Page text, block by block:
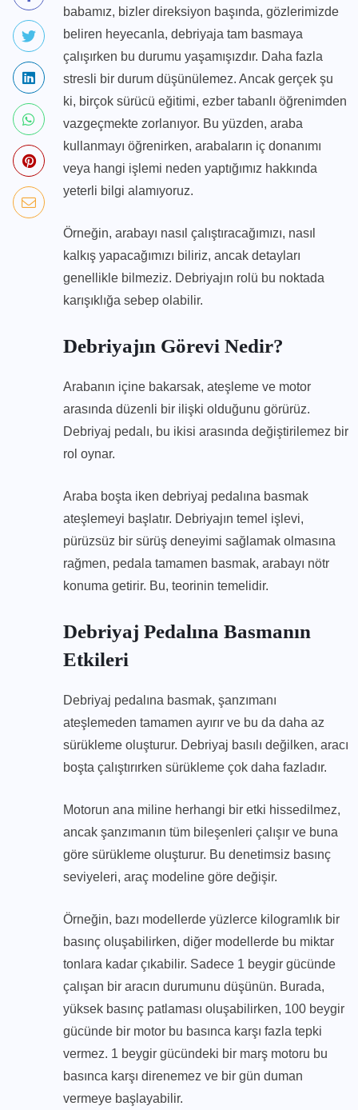
babamız, bizler direksiyon başında, gözlerimizde
beliren heyecanla, debriyaja tam basmaya
çalışırken bu durumu yaşamışızdır. Daha fazla
stresli bir durum düşünülemez. Ancak gerçek şu
ki, birçok sürücü eğitimi, ezber tabanlı öğrenimden
vazgeçmekte zorlanıyor. Bu yüzden, araba
kullanmayı öğrenirken, arabaların iç donanımı
veya hangi işlemi neden yaptığımız hakkında
yeterli bilgi alamıyoruz.
Örneğin, arabayı nasıl çalıştıracağımızı, nasıl
kalkış yapacağımızı biliriz, ancak detayları
genellikle bilmeziz. Debriyajın rolü bu noktada
karışıklığa sebep olabilir.
Debriyajın Görevi Nedir?
Arabanın içine bakarsak, ateşleme ve motor
arasında düzenli bir ilişki olduğunu görürüz.
Debriyaj pedalı, bu ikisi arasında değiştirilemez bir
rol oynar.
Araba boşta iken debriyaj pedalına basmak
ateşlemeyi başlatır. Debriyajın temel işlevi,
pürüzsüz bir sürüş deneyimi sağlamak olmasına
rağmen, pedala tamamen basmak, arabayı nötr
konuma getirir. Bu, teorinin temelidir.
Debriyaj Pedalına Basmanın
Etkileri
Debriyaj pedalına basmak, şanzımanı
ateşlemeden tamamen ayırır ve bu da daha az
sürükleme oluşturur. Debriyaj basılı değilken, aracı
boşta çalıştırırken sürükleme çok daha fazladır.
Motorun ana miline herhangi bir etki hissedilmez,
ancak şanzımanın tüm bileşenleri çalışır ve buna
göre sürükleme oluşturur. Bu denetimsiz basınç
seviyeleri, araç modeline göre değişir.
Örneğin, bazı modellerde yüzlerce kilogramlık bir
basınç oluşabilirken, diğer modellerde bu miktar
tonlara kadar çıkabilir. Sadece 1 beygir gücünde
çalışan bir aracın durumunu düşünün. Burada,
yüksek basınç patlaması oluşabilirken, 100 beygir
gücünde bir motor bu basınca karşı fazla tepki
vermez. 1 beygir gücündeki bir marş motoru bu
basınca karşı direnemez ve bir gün duman
vermeye başlayabilir.